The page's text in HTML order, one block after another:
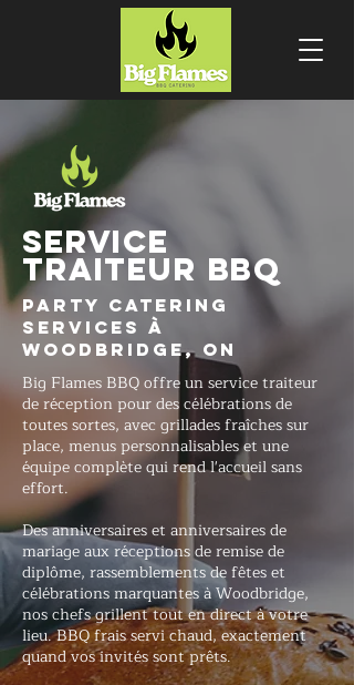
SERVICE
TRAITEUR BBQ
Party Catering
Services à
Woodbridge, ON
Big Flames BBQ offre un service traiteur
de réception pour des célébrations de
toutes sortes, avec grillades fraîches sur
place, menus personnalisables et une
équipe complète qui rend l'accueil sans
effort.
Des anniversaires et anniversaires de
mariage aux réceptions de remise de
diplôme, rassemblements de fêtes et
célébrations marquantes à Woodbridge,
nos chefs grillent tout en direct à votre
lieu. BBQ frais servi chaud, exactement
quand vos invités sont prêts.